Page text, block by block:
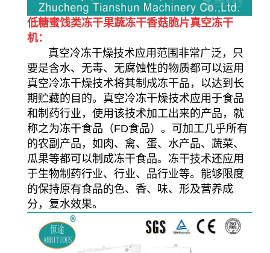
低糖蜜饯类冻干果蔬冻干香菇脆片真空冻干
机：
真空冷冻干燥技术应用范围非常广泛，只
要是含水、无毒、无腐蚀性的物质都可以运用
真空冷冻干燥技术将其制成冻干品，以达到长
期贮藏的目的。真空冷冻干燥技术应用于食品
和制药行业，使用该技术加工出来的产品，就
称之为冻干食品（FD食品）。可加工几乎所有
的农副产品，如肉、禽、蛋、水产品、蔬菜、
瓜果等都可以制成冻干食品。冻干技术还应用
于生物制药行业、行业、品行业等。能够限度
的保持原有食品的色、香、味、形及营养成
分，复水效果。